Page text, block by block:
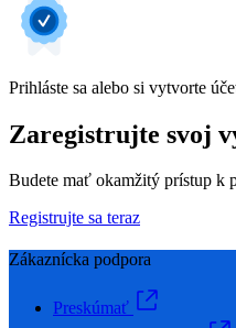
Prihláste sa alebo si vytvorte
Zaregistrujte svoj
Budete mať okamžitý prístup k
Registrujte sa teraz
Zákaznícka podpora
Preskúmať